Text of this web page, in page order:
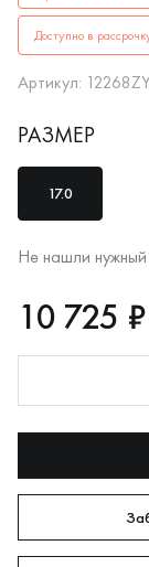
Доступно в
Артикул:
РАЗМЕР
17.0
Не нашли
RUB
10725
10 725 ₽